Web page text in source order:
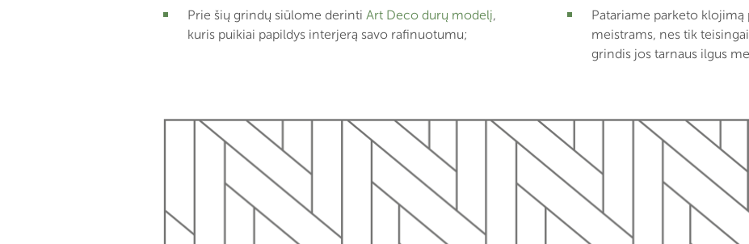
Prie šių grindų siūlome derinti Art Deco durų modelį,
kuris puikiai papildys interjerą savo rafinuotumu;
Patariame parketo klojimą
meistrams, nes tik
grindis jos tarnaus ilgus